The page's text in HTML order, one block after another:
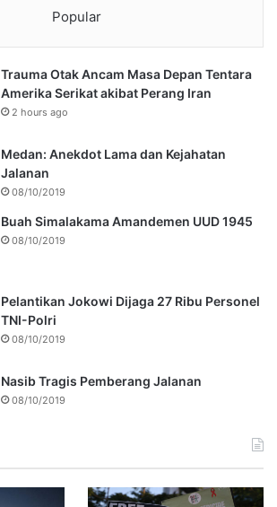
Popular
Trauma Otak Ancam Masa Depan Tentara
Amerika Serikat akibat Perang Iran
2 hours ago
Medan: Anekdot Lama dan Kejahatan
Jalanan
08/10/2019
Buah Simalakama Amandemen UUD 1945
08/10/2019
Pelantikan Jokowi Dijaga 27 Ribu Personel
TNI-Polri
08/10/2019
Nasib Tragis Pemberang Jalanan
08/10/2019